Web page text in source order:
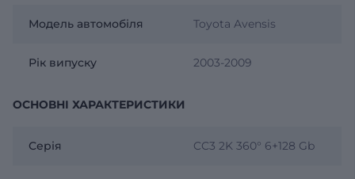
Модель автомобіля Toyota Avensis
Рік випуску 2003-2009
ОСНОВНІ ХАРАКТЕРИСТИКИ
Серія CC3 2K 360° 6+128 Gb